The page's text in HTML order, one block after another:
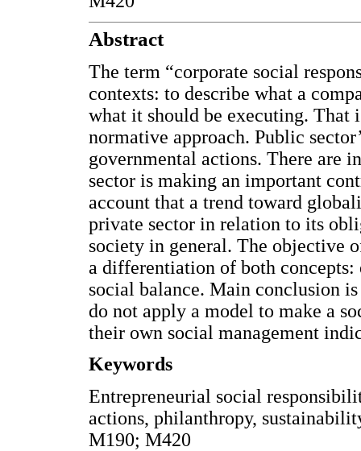
Abstract
The term “corporate social
contexts: to describe what a
what it should be executing. That
normative approach. Public
governmental actions. There are
sector is making an important
account that a trend toward
private sector in relation to its
society in general. The objective
a differentiation of both
social balance. Main conclusion
do not apply a model to make a
their own social management
Keywords
Entrepreneurial social
actions, philanthropy,
M190; M420